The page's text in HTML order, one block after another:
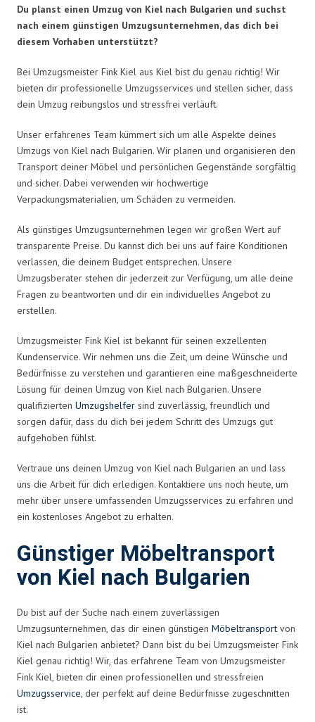
Du planst einen Umzug von Kiel nach Bulgarien und suchst
nach einem günstigen Umzugsunternehmen, das dich bei
diesem Vorhaben unterstützt?
Bei Umzugsmeister Fink Kiel aus Kiel bist du genau richtig! Wir
bieten dir professionelle Umzugsservices und stellen sicher, dass
dein Umzug reibungslos und stressfrei verläuft.
Unser erfahrenes Team kümmert sich um alle Aspekte deines
Umzugs von Kiel nach Bulgarien. Wir planen und organisieren den
Transport deiner Möbel und persönlichen Gegenstände sorgfältig
und sicher. Dabei verwenden wir hochwertige
Verpackungsmaterialien, um Schäden zu vermeiden.
Als günstiges Umzugsunternehmen legen wir großen Wert auf
transparente Preise. Du kannst dich bei uns auf faire Konditionen
verlassen, die deinem Budget entsprechen. Unsere
Umzugsberater stehen dir jederzeit zur Verfügung, um alle deine
Fragen zu beantworten und dir ein individuelles Angebot zu
erstellen.
Umzugsmeister Fink Kiel ist bekannt für seinen exzellenten
Kundenservice. Wir nehmen uns die Zeit, um deine Wünsche und
Bedürfnisse zu verstehen und garantieren eine maßgeschneiderte
Lösung für deinen Umzug von Kiel nach Bulgarien. Unsere
qualifizierten Umzugshelfer sind zuverlässig, freundlich und
sorgen dafür, dass du dich bei jedem Schritt des Umzugs gut
aufgehoben fühlst.
Vertraue uns deinen Umzug von Kiel nach Bulgarien an und lass
uns die Arbeit für dich erledigen. Kontaktiere uns noch heute, um
mehr über unsere umfassenden Umzugsservices zu erfahren und
ein kostenloses Angebot zu erhalten.
Günstiger Möbeltransport
von Kiel nach Bulgarien
Du bist auf der Suche nach einem zuverlässigen
Umzugsunternehmen, das dir einen günstigen Möbeltransport von
Kiel nach Bulgarien anbietet? Dann bist du bei Umzugsmeister Fink
Kiel genau richtig! Wir, das erfahrene Team von Umzugsmeister
Fink Kiel, bieten dir einen professionellen und stressfreien
Umzugsservice, der perfekt auf deine Bedürfnisse zugeschnitten
ist.